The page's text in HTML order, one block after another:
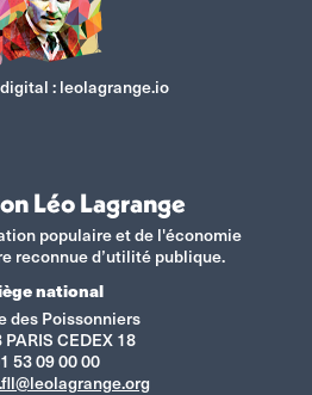
: leolagrange.io
Léo Lagrange
populaire et de l'économie
reconnue d’utilité publique.
national
des Poissonniers
CEDEX 18
53 09 00 00